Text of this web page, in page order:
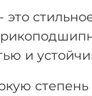
это
и